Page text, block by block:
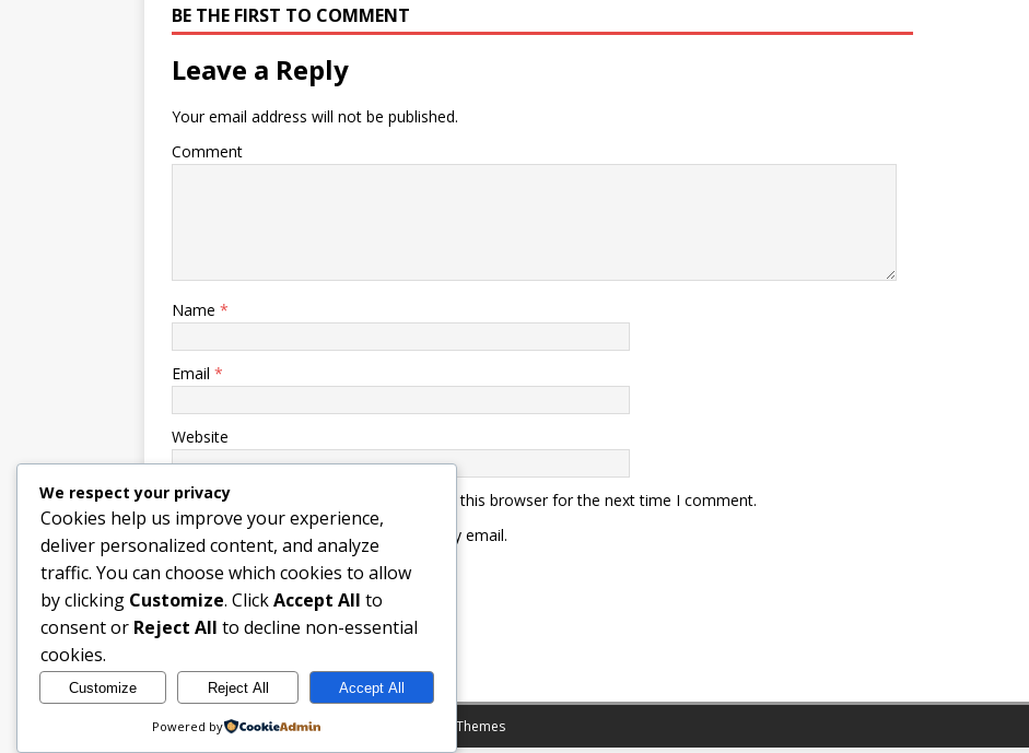
BE THE FIRST TO COMMENT
Leave a Reply
Your email address will not be published.
Comment
Name *
Email *
Website
Save my name, email, and website in this browser for the next time I comment.
Notify me of follow-up comments by email.
Notify me of new posts by email.
Copyright © 2026 | WordPress Theme by MH Themes
We respect your privacy
Cookies help us improve your experience,
deliver personalized content, and analyze
traffic. You can choose which cookies to allow
by clicking Customize. ClickAccept All to
consent or Reject All to decline non-essential
cookies.
Customize Reject All Accept All
Powered by